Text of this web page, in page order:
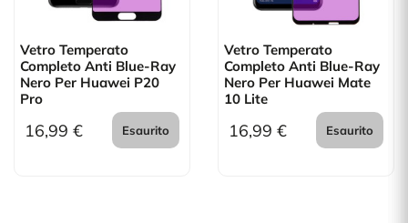
Vetro Temperato
Completo Anti Blue-Ray
Nero Per Huawei P20
Pro
16,99 € Esaurito
Vetro Temperato
Completo Anti Blue-Ray
Nero Per Huawei Mate
10 Lite
16,99 € Esaurito